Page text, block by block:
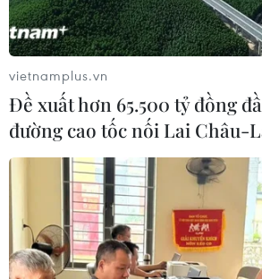
Cầu thủ Emily Fox (23, Mỹ) vượt qua
(trái) và Bích Thuỳ (phải). (Ảnh:
vietnamplus.vn
Đề xuất hơn 65.500 tỷ đồng
đường cao tốc nối Lai Châu-